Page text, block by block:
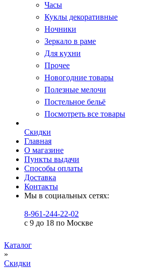
Часы
Куклы декоративные
Ночники
Зеркало в раме
Для кухни
Прочее
Новогодние товары
Полезные мелочи
Постельное бельё
Посмотреть все товары
Скидки
Главная
О магазине
Пункты выдачи
Способы оплаты
Доставка
Контакты
Мы в социальных сетях:
8-961-244-22-02
с 9 до 18 по Москве
Каталог
»
Скидки